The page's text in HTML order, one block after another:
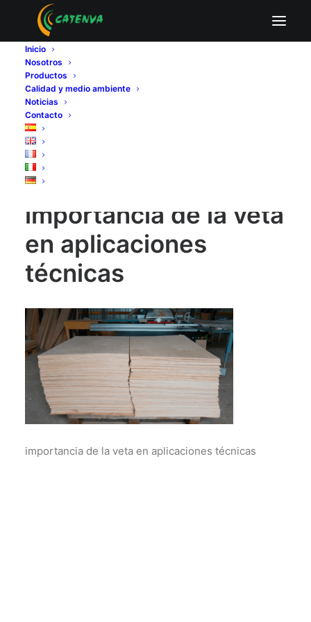
Inicio
Nosotros
Productos
Calidad y medio ambiente
Noticias
Contacto
importancia de la veta en aplicaciones
Home
Cómo afecta la dirección de la veta en el rendimiento
importancia de la veta en aplicaciones técnicas
importancia de la veta
en aplicaciones
técnicas
importancia de la veta en aplicaciones técnicas